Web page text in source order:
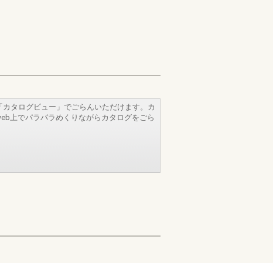
カタログビュー」でごらんいただけます。カ
上でパラパラめくりながらカタログをごら